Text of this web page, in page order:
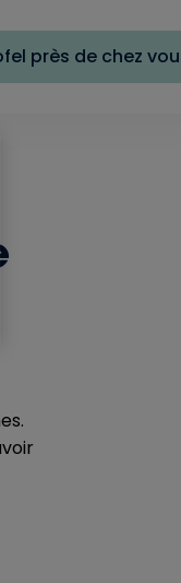
près de chez